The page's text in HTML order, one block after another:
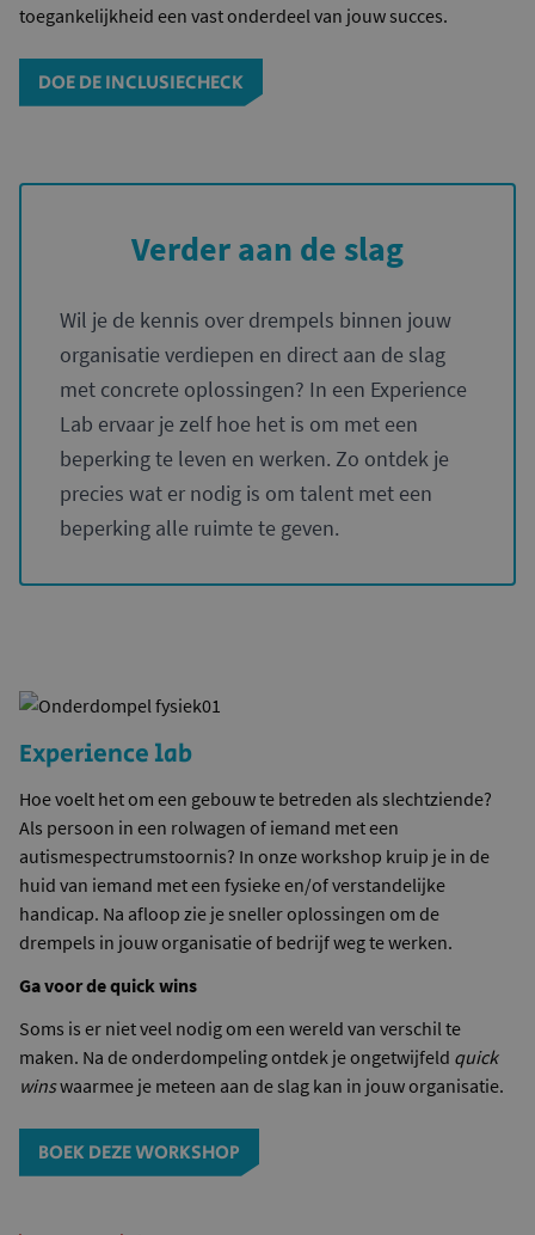
toegankelijkheid een vast onderdeel van jouw succes.
DOE DE INCLUSIECHECK
Verder aan de slag
Wil je de kennis over drempels binnen jouw
organisatie verdiepen en direct aan de slag
met concrete oplossingen? In een Experience
Lab ervaar je zelf hoe het is om met een
beperking te leven en werken. Zo ontdek je
precies wat er nodig is om talent met een
beperking alle ruimte te geven.
Experience lab
Hoe voelt het om een gebouw te betreden als slechtziende?
Als persoon in een rolwagen of iemand met een
autismespectrumstoornis? In onze workshop kruip je in de
huid van iemand met een fysieke en/of verstandelijke
handicap. Na afloop zie je sneller oplossingen om de
drempels in jouw organisatie of bedrijf weg te werken.
Ga voor de quick wins
Soms is er niet veel nodig om een wereld van verschil te
maken. Na de onderdompeling ontdek je ongetwijfeld quick
winswaarmee je meteen aan de slag kan in jouw organisatie.
BOEK DEZE WORKSHOP